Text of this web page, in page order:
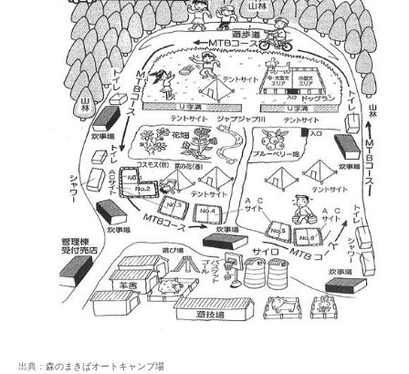
出典： 森のまきばオートキャンプ場